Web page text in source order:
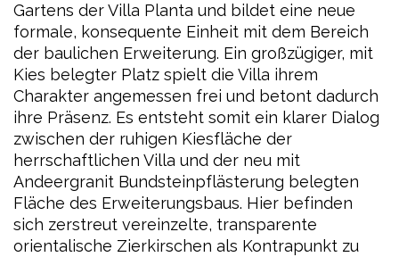
Gartens der Villa Planta und bildet eine neue
formale, konsequente Einheit mit dem Bereich
der baulichen Erweiterung. Ein großzügiger, mit
Kies belegter Platz spielt die Villa ihrem
Charakter angemessen frei und betont dadurch
ihre Präsenz. Es entsteht somit ein klarer Dialog
zwischen der ruhigen Kiesfläche der
herrschaftlichen Villa und der neu mit
Andeergranit Bundsteinpflästerung belegten
Fläche des Erweiterungsbaus. Hier befinden
sich zerstreut vereinzelte, transparente
orientalische Zierkirschen als Kontrapunkt zu